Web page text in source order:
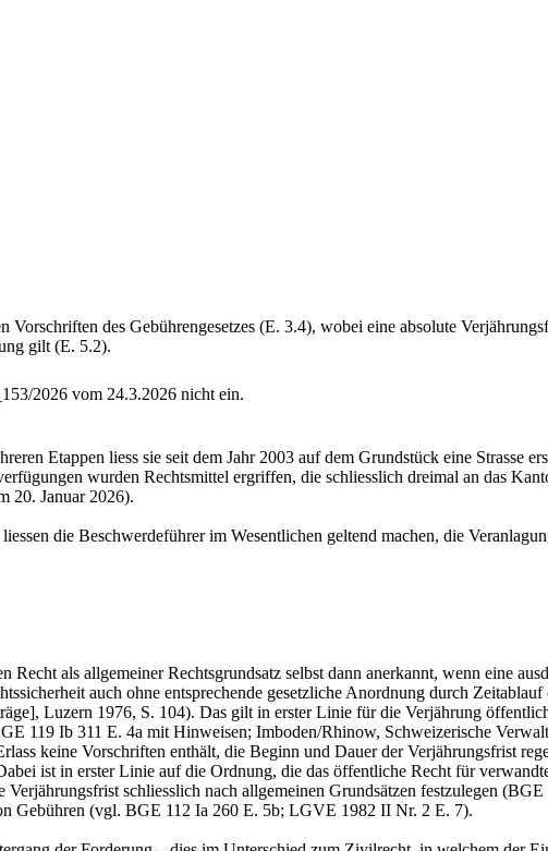
des Gebührengesetzes (E. 3.4), wobei eine absolute
gilt (E. 5.2).
2026 vom 24.3.2026 nicht ein.
Etappen liess sie seit dem Jahr 2003 auf dem Grundstück eine Strasse
wurden Rechtsmittel ergriffen, die schliesslich dreimal an das
20. Januar 2026).
die Beschwerdeführer im Wesentlichen geltend machen, die
als allgemeiner Rechtsgrundsatz selbst dann anerkannt, wenn eine
auch ohne entsprechende gesetzliche Anordnung durch
Luzern 1976, S. 104). Das gilt in erster Linie für die Verjährung
119 Ib 311 E. 4a mit Hinweisen; Imboden/Rhinow, Schweizerische
keine Vorschriften enthält, die Beginn und Dauer der Verjährungsfrist
ist in erster Linie auf die Ordnung, die das öffentliche Recht für
schliesslich nach allgemeinen Grundsätzen festzulegen
Gebühren (vgl. BGE 112 Ia 260 E. 5b; LGVE 1982 II Nr. 2 E. 7).